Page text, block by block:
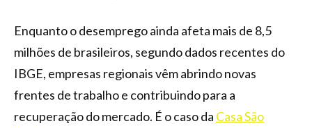
Enquanto o desemprego ainda afeta mais de 8,5
milhões de brasileiros, segundo dados recentes do
IBGE, empresas regionais vêm abrindo novas
frentes de trabalho e contribuindo para a
recuperação do mercado. É o caso da Casa São